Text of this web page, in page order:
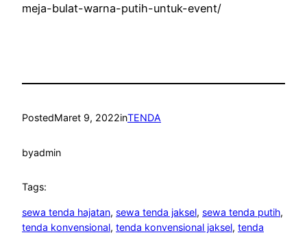
meja-bulat-warna-putih-untuk-event/
PostedMaret 9, 2022inTENDA
byadmin
Tags:
sewa tenda hajatan, sewa tenda jaksel, sewa tenda putih
tenda konvensional, tenda konvensional jaksel, tenda